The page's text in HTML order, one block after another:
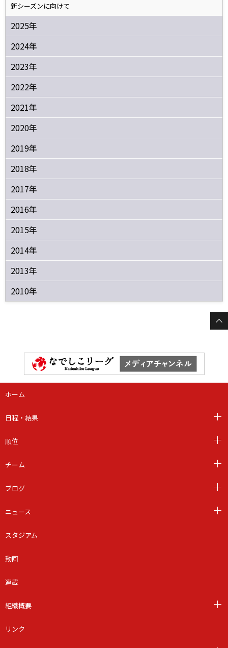
新シーズンに向けて
2025年
2024年
2023年
2022年
2021年
2020年
2019年
2018年
2017年
2016年
2015年
2014年
2013年
2010年
ホーム
日程・結果
順位
チーム
ブログ
ニュース
スタジアム
動画
連載
組織概要
リンク